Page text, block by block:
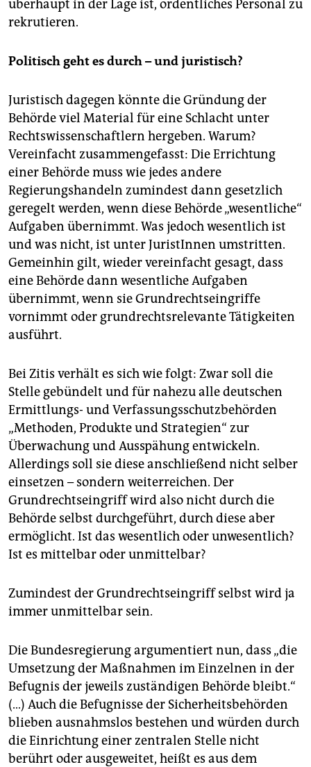
überhaupt in der Lage ist, ordentliches Personal zu
rekrutieren.
Politisch geht es durch – und juristisch?
Juristisch dagegen könnte die Gründung der
Behörde viel Material für eine Schlacht unter
Rechtswissenschaftlern hergeben. Warum?
Vereinfacht zusammengefasst: Die Errichtung
einer Behörde muss wie jedes andere
Regierungshandeln zumindest dann gesetzlich
geregelt werden, wenn diese Behörde „wesentliche“
Aufgaben übernimmt. Was jedoch wesentlich ist
und was nicht, ist unter JuristInnen umstritten.
Gemeinhin gilt, wieder vereinfacht gesagt, dass
eine Behörde dann wesentliche Aufgaben
übernimmt, wenn sie Grundrechtseingriffe
vornimmt oder grundrechtsrelevante Tätigkeiten
ausführt.
Bei Zitis verhält es sich wie folgt: Zwar soll die
Stelle gebündelt und für nahezu alle deutschen
Ermittlungs- und Verfassungsschutzbehörden
„Methoden, Produkte und Strategien“ zur
Überwachung und Ausspähung entwickeln.
Allerdings soll sie diese anschließend nicht selber
einsetzen – sondern weiterreichen. Der
Grundrechtseingriff wird also nicht durch die
Behörde selbst durchgeführt, durch diese aber
ermöglicht. Ist das wesentlich oder unwesentlich?
Ist es mittelbar oder unmittelbar?
Zumindest der Grundrechtseingriff selbst wird ja
immer unmittelbar sein.
Die Bundesregierung argumentiert nun, dass „die
Umsetzung der Maßnahmen im Einzelnen in der
Befugnis der jeweils zuständigen Behörde bleibt.“
(…) Auch die Befugnisse der Sicherheitsbehörden
blieben ausnahmslos bestehen und würden durch
die Einrichtung einer zentralen Stelle nicht
berührt oder ausgeweitet, heißt es aus dem